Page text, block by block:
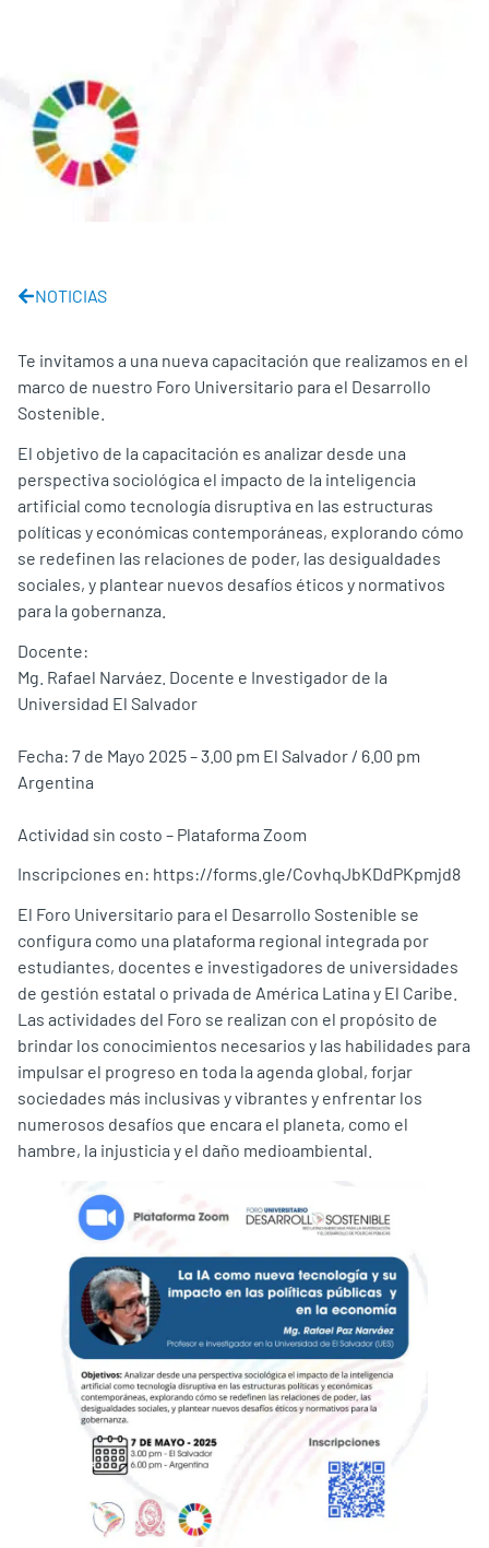
NOTICIAS
Te invitamos a una nueva capacitación que realizamos en el
marco de nuestro Foro Universitario para el Desarrollo
Sostenible.
El objetivo de la capacitación es analizar desde una
perspectiva sociológica el impacto de la inteligencia
artificial como tecnología disruptiva en las estructuras
políticas y económicas contemporáneas, explorando cómo
se redefinen las relaciones de poder, las desigualdades
sociales, y plantear nuevos desafíos éticos y normativos
para la gobernanza.
Docente:
Mg. Rafael Narváez. Docente e Investigador de la
Universidad El Salvador
Fecha: 7 de Mayo 2025 – 3.00 pm El Salvador / 6.00 pm
Argentina
Actividad sin costo – Plataforma Zoom
Inscripciones en: https://forms.gle/CovhqJbKDdPKpmjd8
El Foro Universitario para el Desarrollo Sostenible se
configura como una plataforma regional integrada por
estudiantes, docentes e investigadores de universidades
de gestión estatal o privada de América Latina y El Caribe.
Las actividades del Foro se realizan con el propósito de
brindar los conocimientos necesarios y las habilidades para
impulsar el progreso en toda la agenda global, forjar
sociedades más inclusivas y vibrantes y enfrentar los
numerosos desafíos que encara el planeta, como el
hambre, la injusticia y el daño medioambiental.